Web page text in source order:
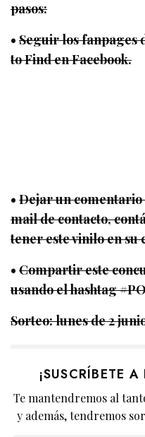
pasos:
•Seguir los fanpages
to Find en Facebook.
•Dejar un
mail de contacto,
tener este vinilo en su
•Compartir este
usando el hashtag
Sorteo: lunes de 2
¡SUSCRÍBETE
Te mantendremos al
y además, tendremos